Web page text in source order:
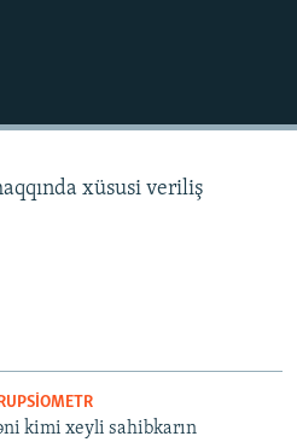
xüsusi veriliş
kimi xeyli sahibkarın